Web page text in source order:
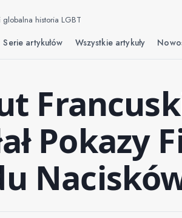
globalna historia LGBT
Serie artykułów Wszystkie artykuły
Pokazy